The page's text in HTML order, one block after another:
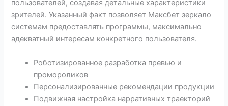
пользователей, создавая детальные характеристики
зрителей. Указанный факт позволяет Максбет зеркало
системам предоставлять программы, максимально
адекватный интересам конкретного пользователя.
Роботизированное разработка превью и
промороликов
Персонализированные рекомендации продукции
Подвижная настройка нарративных траекторий